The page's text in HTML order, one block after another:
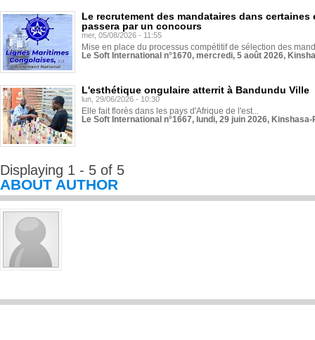
Le recrutement des mandataires dans
passera par un concours
mer, 05/08/2026 - 11:55
Mise en place du processus compétitif de sélection des
Le Soft International n°1670, mercredi, 5 août 2026,
L'esthétique ongulaire atterrit à Bandundu Ville
lun, 29/06/2026 - 10:30
Elle fait florès dans les pays d'Afrique de l'est...
Le Soft International n°1667, lundi, 29 juin 2026,
Displaying 1 - 5 of 5
ABOUT AUTHOR